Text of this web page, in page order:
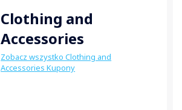
Clothing and
Accessories
Zobacz wszystko Clothing and
Accessories Kupony